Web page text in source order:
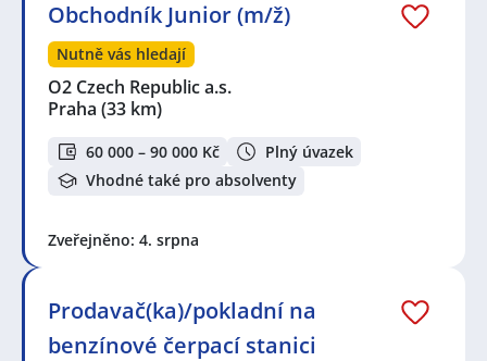
Obchodník Junior (m/ž)
Nutně vás hledají
O2 Czech Republic a.s.
Praha (33 km)
60 000 – 90 000 Kč
Plný úvazek
Vhodné také pro absolventy
Zveřejněno: 4. srpna
Prodavač(ka)/pokladní na
benzínové čerpací stanici